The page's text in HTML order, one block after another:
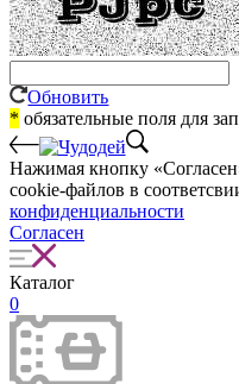
Обновить
* обязательные поля для
Нажимая кнопку
cookie-файлов в
конфиденциальности
Согласен
Каталог
0